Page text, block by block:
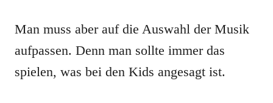
Man muss aber auf die Auswahl der Musik
aufpassen. Denn man sollte immer das
spielen, was bei den Kids angesagt ist.